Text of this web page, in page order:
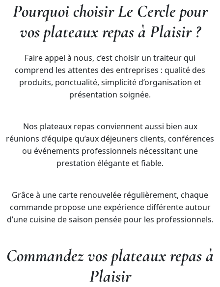
Pourquoi choisir Le Cercle pour
vos plateaux repas à Plaisir ?
Faire appel à nous, c’est choisir un traiteur qui
comprend les attentes des entreprises : qualité des
produits, ponctualité, simplicité d’organisation et
présentation soignée.
Nos plateaux repas conviennent aussi bien aux
réunions d’équipe qu’aux déjeuners clients, conférences
ou événements professionnels nécessitant une
prestation élégante et fiable.
Grâce à une carte renouvelée régulièrement, chaque
commande propose une expérience différente autour
d’une cuisine de saison pensée pour les professionnels.
Commandez vos plateaux repas à
Plaisir